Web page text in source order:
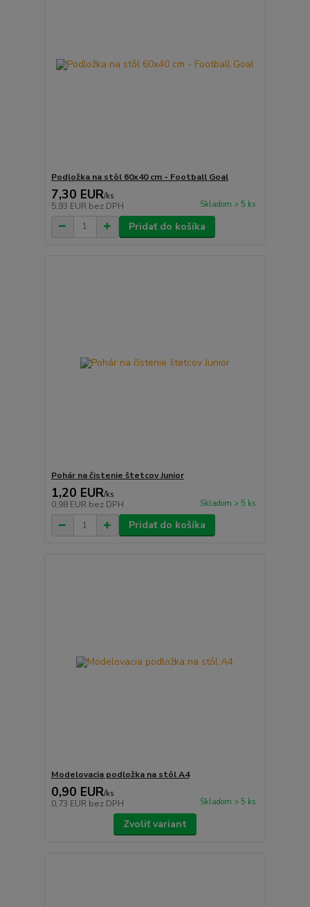
Podložka na stôl 60x40 cm - Football Goal
7,30 EUR/ks
5,93 EUR bez DPH Skladom > 5 ks
Pridať do košíka
Pohár na čistenie štetcov Junior
1,20 EUR/ks
0,98 EUR bez DPH Skladom > 5 ks
Pridať do košíka
Modelovacia podložka na stôl A4
0,90 EUR/ks
0,73 EUR bez DPH Skladom > 5 ks
Zvoliť variant